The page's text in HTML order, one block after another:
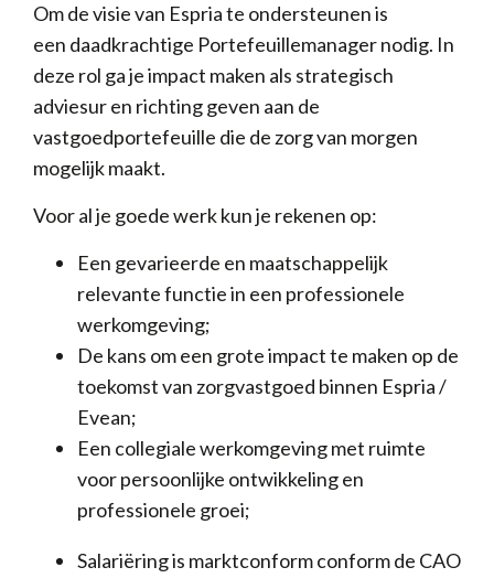
Om de visie van Espria te ondersteunen is
een daadkrachtige Portefeuillemanager nodig. In
deze rol ga je impact maken als strategisch
adviesur en richting geven aan de
vastgoedportefeuille die de zorg van morgen
mogelijk maakt.
Voor al je goede werk kun je rekenen op:
Een gevarieerde en maatschappelijk
relevante functie in een professionele
werkomgeving;
De kans om een grote impact te maken op de
toekomst van zorgvastgoed binnen Espria /
Evean;
Een collegiale werkomgeving met ruimte
voor persoonlijke ontwikkeling en
professionele groei;
Salariëring is marktconform conform de CAO